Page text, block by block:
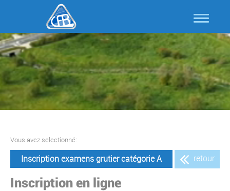
Vous avez selectionné:
Inscription examens grutier catégorie A retour
Inscription en ligne